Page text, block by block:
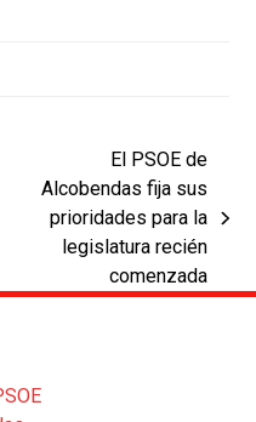
next
post:
El PSOE de
Alcobendas fija sus
prioridades para la
legislatura recién
comenzada